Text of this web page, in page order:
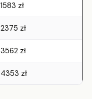
1583 zł
2375 zł
3562 zł
4353 zł